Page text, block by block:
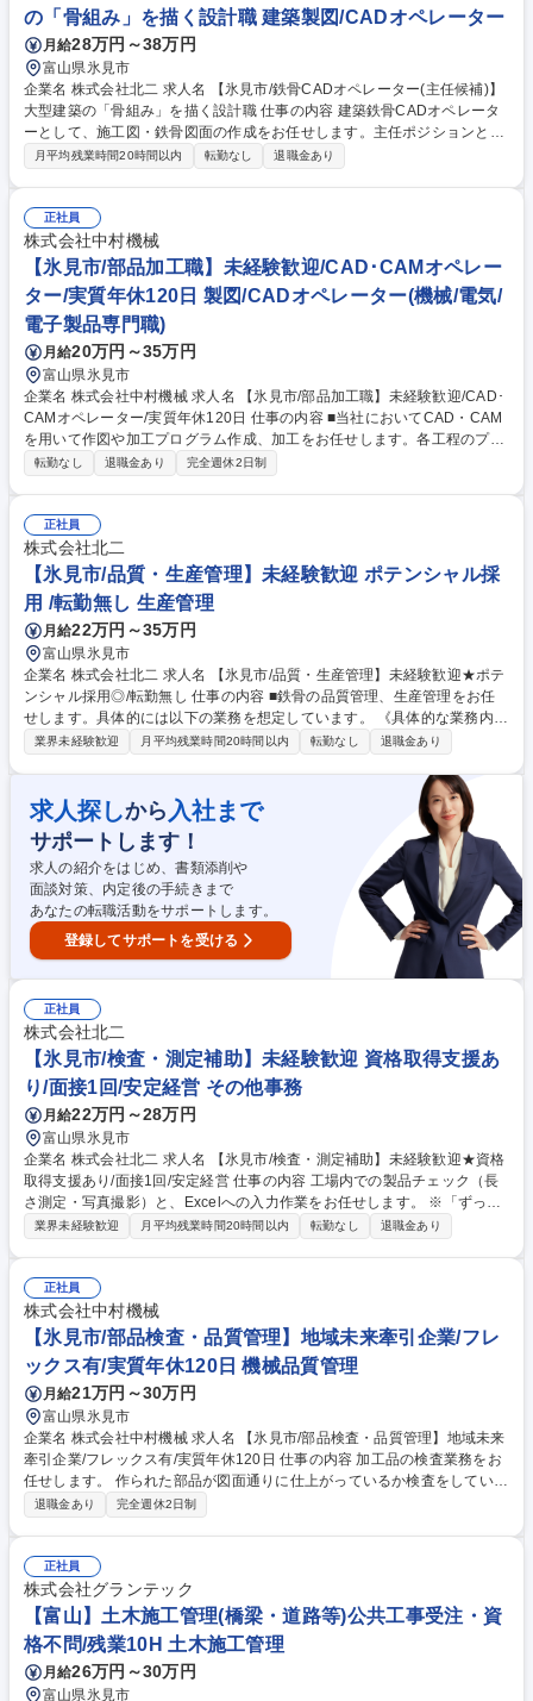
の「骨組み」を描く設計職 建築製図/CADオペレーター
月給28万円～38万円
富山県氷見市
企業名 株式会社北二 求人名 【氷見市/鉄骨CADオペレーター(主任候補)】
大型建築の「骨組み」を描く設計職 仕事の内容 建築鉄骨CADオペレータ
ーとして、施工図・鉄骨図面の作成をお任せします。主任ポジションとし
て、若手社員の育成やチーム強化にも携わっていただきます。 【具体的に
出し・発注連携 ■若手CADオペレーターの指導・育成 扱う案件は、首都圏
を中心とした大型建築（ビル・倉庫・工場など）が中心です。 募集職種
【氷見市/鉄骨CADオペレーター(主任候補)】大型建築の「骨組み」を描く
月平均残業時間20時間以内 転勤なし 退職金あり
正社員
株式会社中村機械
【氷見市/部品加工職】未経験歓迎/CAD･CAMオペレー
ター/実質年休120日 製図/CADオペレーター(機械/電気/
電子製品専門職)
月給20万円～35万円
富山県氷見市
企業名 株式会社中村機械 求人名 【氷見市/部品加工職】未経験歓迎/CAD･
CAMオペレーター/実質年休120日 仕事の内容 ■当社においてCAD・CAM
を用いて作図や加工プログラム作成、加工をお任せします。各工程のプロ
にて、お客様の要望を、具現化データをもとに設計、全力でお客様の要望
る板金（切断加工、曲げ）、溶接加工 ■ワイヤー、放電加工機（型彫り）
放電加工機による放電加工 ■バリ取り、面取り等 自前で作って組み立てて
出荷でき、作り手の醍醐味を味わえます。 募集職種 【氷見市/部品加工
職】未経験歓迎/CAD･CAMオペレーター/実質年休120日
転勤なし 退職金あり 完全週休2日制
正社員
株式会社北二
【氷見市/品質・生産管理】未経験歓迎 ポテンシャル採
用 /転勤無し 生産管理
月給22万円～35万円
富山県氷見市
企業名 株式会社北二 求人名 【氷見市/品質・生産管理】未経験歓迎★ポテ
ンシャル採用◎/転勤無し 仕事の内容 ■鉄骨の品質管理、生産管理をお任
せします。具体的には以下の業務を想定しています。 《具体的な業務内
容》・製品の品質管理・工程管理・検査機器の調節・品質教育の実施 ■1m
迎★ポテンシャル採用◎/転勤無し
業界未経験歓迎 月平均残業時間20時間以内 転勤なし 退職金あり
求人探しから 入社まで
サポートします！
求人の紹介をはじめ、書類添削や
面談対策、内定後の手続きまで
あなたの転職活動をサポートします。
登録してサポートを受ける
正社員
株式会社北二
【氷見市/検査・測定補助】未経験歓迎 資格取得支援あ
り/面接1回/安定経営 その他事務
月給22万円～28万円
富山県氷見市
企業名 株式会社北二 求人名 【氷見市/検査・測定補助】未経験歓迎★資格
取得支援あり/面接1回/安定経営 仕事の内容 工場内での製品チェック（長
さ測定・写真撮影）と、Excelへの入力作業をお任せします。 ※「ずっと
デスクワーク」ではなく、工場に行って測定して入力する仕事です。 《具
客様立会い）のスケジュール調整 ・検査当日の立会い／サポート（付き添
い） ★業務は段階的にお任せしますのでご安心ください。 募集職種 【氷
見市/検査・測定補助】未経験歓迎★資格取得支援あり/面接1回/安定経営
業界未経験歓迎 月平均残業時間20時間以内 転勤なし 退職金あり
正社員
株式会社中村機械
【氷見市/部品検査・品質管理】地域未来牽引企業/フレ
ックス有/実質年休120日 機械品質管理
月給21万円～30万円
富山県氷見市
企業名 株式会社中村機械 求人名 【氷見市/部品検査・品質管理】地域未来
牽引企業/フレックス有/実質年休120日 仕事の内容 加工品の検査業務をお
任せします。 作られた部品が図面通りに仕上がっているか検査をしていた
だきます。 【詳細】金属で作られた部品の検査業務・作られた金属部品を
応えしています。自前で作って組み立てて出荷でき、作り手の醍醐味を味
わえます。 ■仕事内容の変更範囲：当社業務全般内容 募集職種 【氷見市/
部品検査・品質管理】地域未来牽引企業/フレックス有/実質年休120日
退職金あり 完全週休2日制
正社員
株式会社グランテック
【富山】土木施工管理(橋梁・道路等)公共工事受注・資
格不問/残業10H 土木施工管理
月給26万円～30万円
富山県氷見市